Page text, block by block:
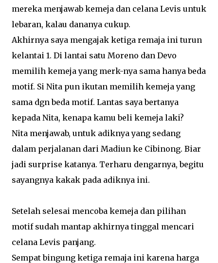
mereka menjawab kemeja dan celana Levis untuk
lebaran, kalau dananya cukup.
Akhirnya saya mengajak ketiga remaja ini turun
kelantai 1. Di lantai satu Moreno dan Devo
memilih kemeja yang merk-nya sama hanya beda
motif. Si Nita pun ikutan memilih kemeja yang
sama dgn beda motif. Lantas saya bertanya
kepada Nita, kenapa kamu beli kemeja laki?
Nita menjawab, untuk adiknya yang sedang
dalam perjalanan dari Madiun ke Cibinong. Biar
jadi surprise katanya. Terharu dengarnya, begitu
sayangnya kakak pada adiknya ini.
Setelah selesai mencoba kemeja dan pilihan
motif sudah mantap akhirnya tinggal mencari
celana Levis panjang.
Sempat bingung ketiga remaja ini karena harga